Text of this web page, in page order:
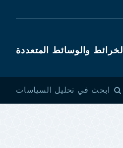
الخرائط والوسائط المتعددة
ابحث في تحليل السياسات